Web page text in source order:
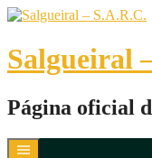
Skip
content
Salgueiral
Página oficial